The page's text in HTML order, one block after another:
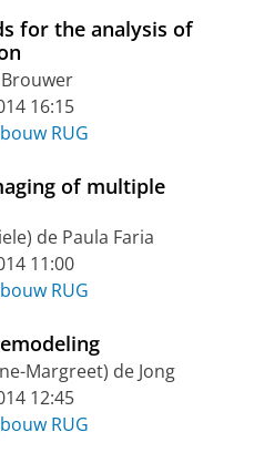
for the analysis of
Brouwer
16:15
RUG
of multiple
de Paula Faria
11:00
RUG
Margreet) de Jong
12:45
RUG